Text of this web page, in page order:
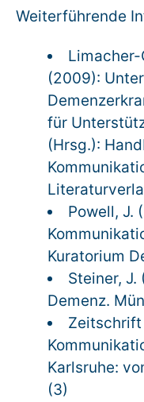
Weiterführende
Limacher-
(2009):
für
(Hrsg.):
Powell, J.
Kuratorium
Steiner,
Demenz.
Karlsruhe:
(3)